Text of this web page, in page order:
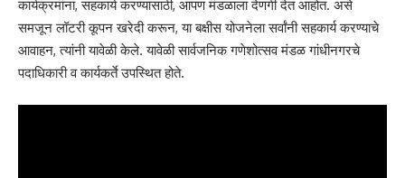
कार्यक्रमांना, सहकार्य करण्यासाठी, आपण मंडळाला देणगी देत आहोत. असे
समजून लॉटरी कूपन खरेदी करून, या बक्षीस योजनेला सर्वांनी सहकार्य करण्याचे
आवाहन, त्यांनी यावेळी केले. यावेळी सार्वजनिक गणेशोत्सव मंडळ गांधीनगरचे
पदाधिकारी व कार्यकर्ते उपस्थित होते.